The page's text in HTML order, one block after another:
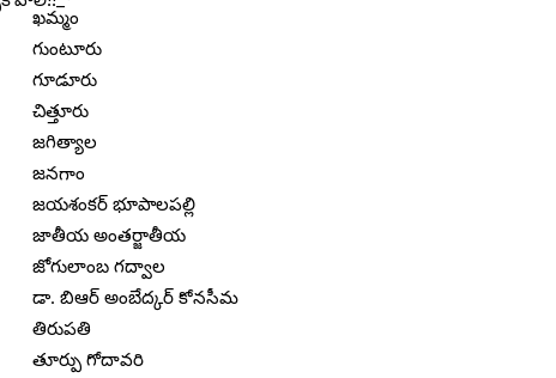
ఖమ్మం
గుంటూరు
గూడూరు
చిత్తూరు
జగిత్యాల
జనగాం
జయశంకర్ భూపాలపల్లి
జాతీయ అంతర్జాతీయ
జోగులాంబ గద్వాల
డా. బిఆర్ అంబేద్కర్ కోనసీమ
తిరుపతి
తూర్పు గోదావరి